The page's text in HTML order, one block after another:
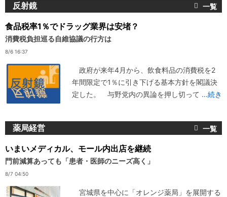
反射鏡
食品税率1％でドラッグ業界は安堵？
消費税負担巡る自維協議の行方は
8/6 16:37
政府が来年4月から、飲食料品の消費税を2
年間限定で1％に引き下げる基本方針を閣議決
定した。 与野党内の異論を押し切って ...続き
薬局経営
いまいメディカル、モール内出店を継続
門前減算あっても「患者・医師のニーズ高く」
8/7 04:50
宮城県を中心に「オレンジ薬局」を展開する